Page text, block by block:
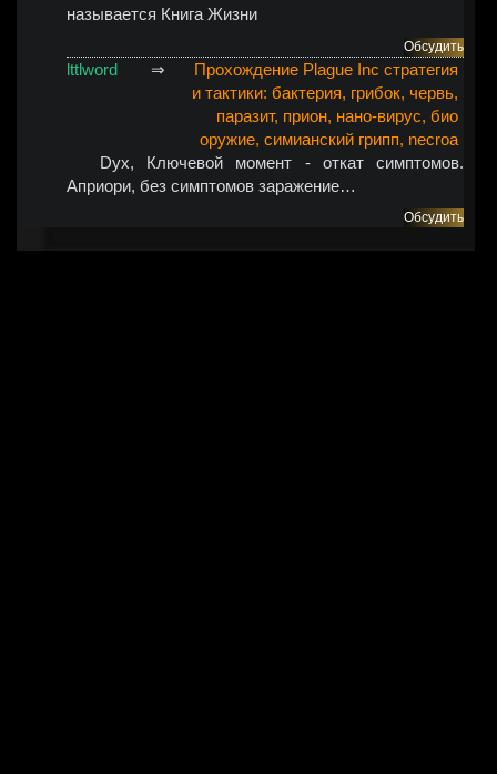
называется Книга Жизни
Обсудить
lttlword ⇒
Прохождение Plague Inc стратегия
и тактики: бактерия, грибок, червь,
паразит, прион, нано-вирус, био
оружие, симианский грипп, necroa
Dyx, Ключевой момент - откат симптомов.
Априори, без симптомов заражение…
Обсудить